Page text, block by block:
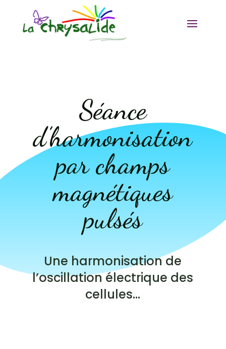
Séance
d’harmonisation
par champs
magnétiques
pulsés
Une harmonisation de
l’oscillation électrique des
cellules…